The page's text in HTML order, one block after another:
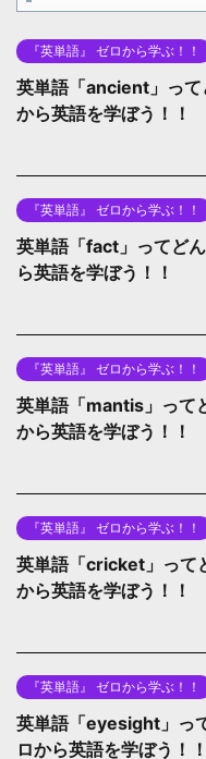
『英単語』 ゼロから学ぶ！！
英単語「ancient」って
から英語を学ぼう！！
『英単語』 ゼロから学ぶ！！
英単語「fact」ってど
ら英語を学ぼう！！
『英単語』 ゼロから学ぶ！！
英単語「mantis」って
から英語を学ぼう！！
『英単語』 ゼロから学ぶ！！
英単語「cricket」って
から英語を学ぼう！！
『英単語』 ゼロから学ぶ！！
英単語「eyesight」っ
ロから英語を学ぼう！！